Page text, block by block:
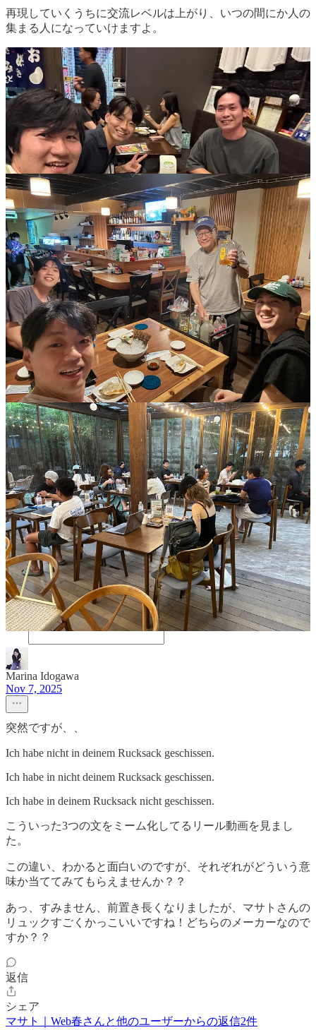
再現していくうちに交流レベルは上がり、いつの間にか人の
集まる人になっていけますよ。
バンコクにいると交流が多くて今のペースだと写真をあげき
れないw
左上：阪神応援会（負けた）
右上：毎朝散歩中に出会ういっぬ
左下：その飼い主さんの居酒屋で多分送迎会
右下：今。友人のロシア人モデルが来てくれた。一緒に作業
中
9
3
シェア
前へ 次へ
このポストについてのディスカッション
コメント リスタック
Marina Idogawa
Nov 7, 2025
突然ですが、、
Ich habe nicht in deinem Rucksack geschissen.
Ich habe in nicht deinem Rucksack geschissen.
Ich habe in deinem Rucksack nicht geschissen.
こういった3つの文をミーム化してるリール動画を見まし
た。
この違い、わかると面白いのですが、それぞれがどういう意
味か当ててみてもらえませんか？？
あっ、すみません、前置き長くなりましたが、マサトさんの
リュックすごくかっこいいですね！どちらのメーカーなので
すか？？
返信
シェア
マサト｜Web春さんと他のユーザーからの返信2件